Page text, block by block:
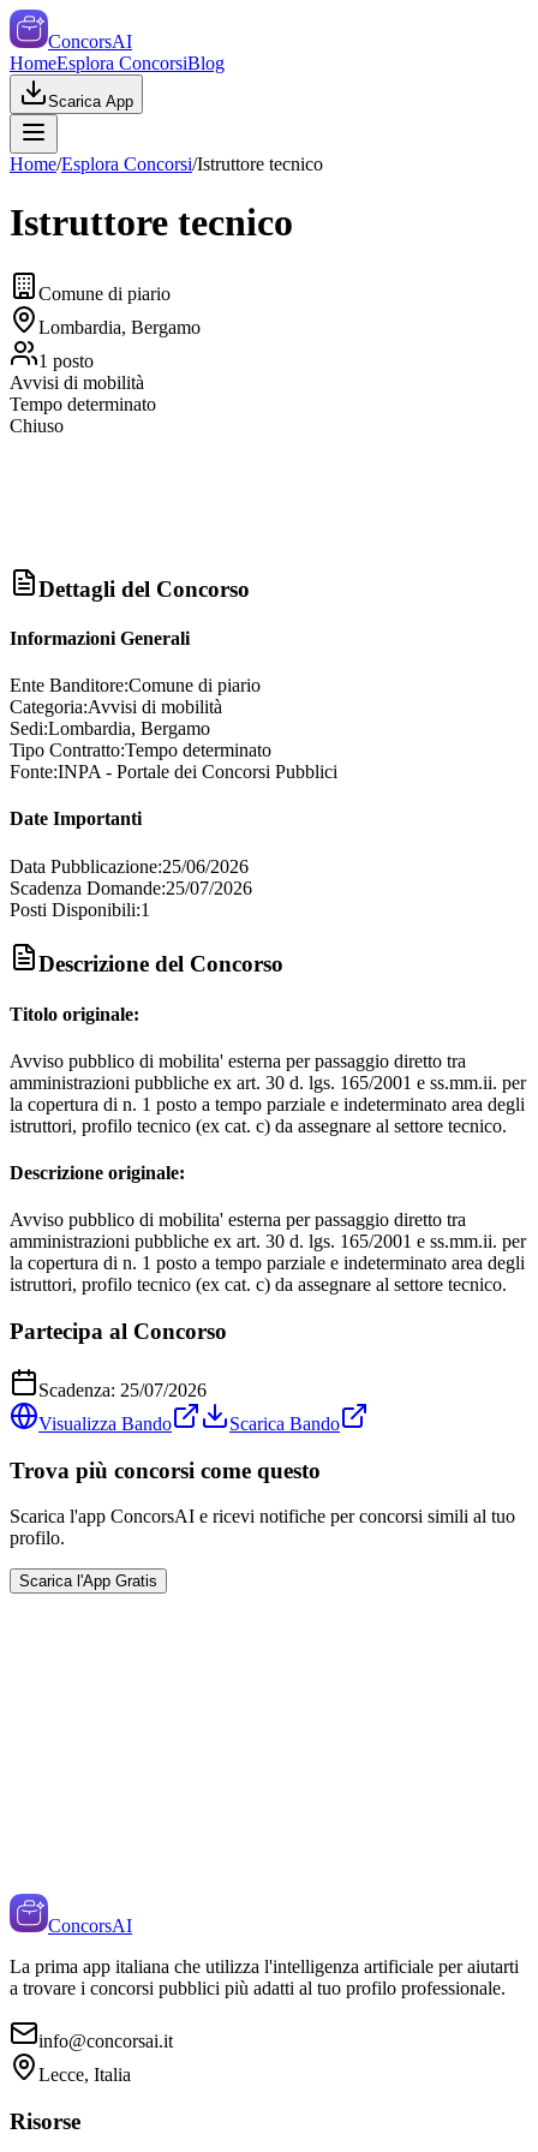
ConcorsAI
HomeEsplora ConcorsiBlog
Scarica App
Home/Esplora Concorsi/Istruttore tecnico
Istruttore tecnico
Comune di piario
Lombardia, Bergamo
1 posto
Avvisi di mobilità
Tempo determinato
Chiuso
Dettagli del Concorso
Informazioni Generali
Ente Banditore:Comune di piario
Categoria:Avvisi di mobilità
Sedi:Lombardia, Bergamo
Tipo Contratto:Tempo determinato
Fonte:INPA - Portale dei Concorsi Pubblici
Date Importanti
Data Pubblicazione:25/06/2026
Scadenza Domande:25/07/2026
Posti Disponibili:1
Descrizione del Concorso
Titolo originale:
Avviso pubblico di mobilita' esterna per passaggio diretto tra
amministrazioni pubbliche ex art. 30 d. lgs. 165/2001 e ss.mm.ii. per
la copertura di n. 1 posto a tempo parziale e indeterminato area degli
istruttori, profilo tecnico (ex cat. c) da assegnare al settore tecnico.
Descrizione originale:
Avviso pubblico di mobilita' esterna per passaggio diretto tra
amministrazioni pubbliche ex art. 30 d. lgs. 165/2001 e ss.mm.ii. per
la copertura di n. 1 posto a tempo parziale e indeterminato area degli
istruttori, profilo tecnico (ex cat. c) da assegnare al settore tecnico.
Partecipa al Concorso
Scadenza: 25/07/2026
Visualizza Bando
Scarica Bando
Trova più concorsi come questo
Scarica l'app ConcorsAI e ricevi notifiche per concorsi simili al tuo
profilo.
Scarica l'App Gratis
ConcorsAI
La prima app italiana che utilizza l'intelligenza artificiale per aiutarti
a trovare i concorsi pubblici più adatti al tuo profilo professionale.
info@concorsai.it
Lecce, Italia
Risorse